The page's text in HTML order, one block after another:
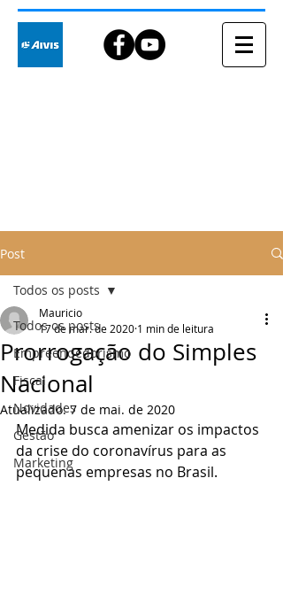
Post
Todos os posts
Empreendedorismo
Fiscal
Novidades
Gestão
Marketing
Todos os posts
Prorrogação do Simples
Nacional
Mauricio
17 de mar. de 2020 1 min de leitura
Atualizado:7 de mai. de 2020
Medida busca amenizar os impactos
da crise do coronavírus para as
pequenas empresas no Brasil.